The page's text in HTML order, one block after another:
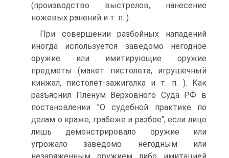
(производство выстрелов, нанесение
ножевых ранений и т. п. ).
При совершении разбойных нападений
иногда используется заведомо негодное
оружие или имитирующие оружие
предметы (макет пистолета, игрушечный
кинжал, пистолет-зажигалка и т. п. ). Как
разъяснил Пленум Верховного Суда РФ в
постановлении "О судебной практике по
делам о краже, грабеже и разбое", если лицо
лишь демонстрировало оружие или
угрожало заведомо негодным или